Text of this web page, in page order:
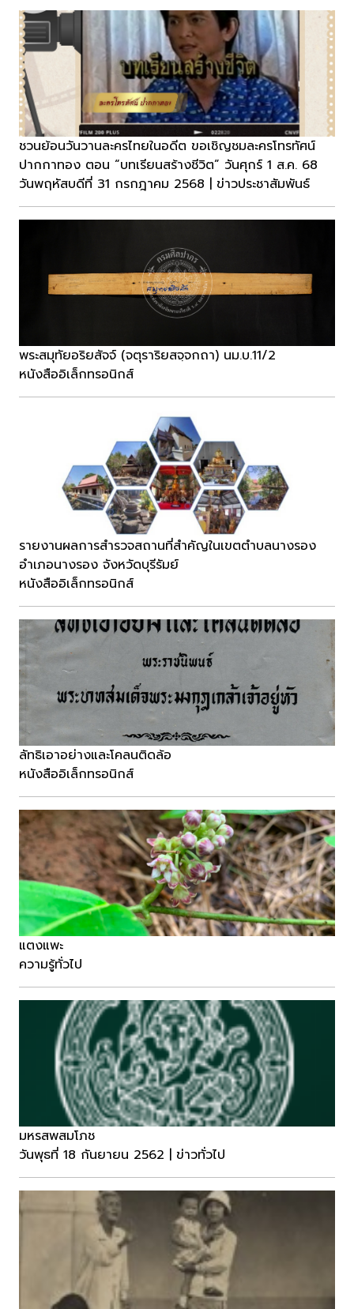
ชวนย้อนวันวานละครไทยในอดีต ขอเชิญชมละครโทรทัศน์
ปากกาทอง ตอน “บทเรียนสร้างชีวิต” วันศุกร์ 1 ส.ค. 68
วันพฤหัสบดีที่ 31 กรกฎาคม 2568 | ข่าวประชาสัมพันธ์
พระสมุทัยอริยสัจจ์ (จตุราริยสจฺจกถา) นม.บ.11/2
หนังสืออิเล็กทรอนิกส์
รายงานผลการสำรวจสถานที่สำคัญในเขตตำบลนางรอง
อำเภอนางรอง จังหวัดบุรีรัมย์
หนังสืออิเล็กทรอนิกส์
ลัทธิเอาอย่างและโคลนติดล้อ
หนังสืออิเล็กทรอนิกส์
แตงแพะ
ความรู้ทั่วไป
มหรสพสมโภช
วันพุธที่ 18 กันยายน 2562 | ข่าวทั่วไป